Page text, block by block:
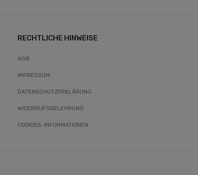
RECHTLICHE HINWEISE
AGB
IMPRESSUM
DATENSCHUTZERKLÄRUNG
WIDERRUFSBELEHRUNG
COOKIES-INFORMATIONEN